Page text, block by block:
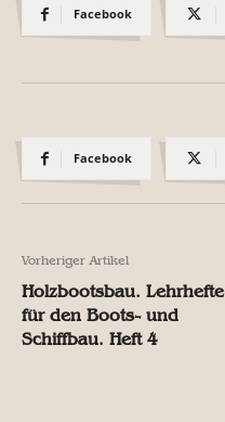
Facebook
Facebook
Vorheriger Artikel
Holzbootsbau. Lehrhefte
für den Boots- und
Schiffbau. Heft 4